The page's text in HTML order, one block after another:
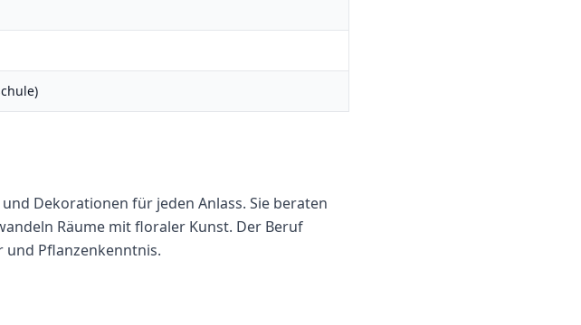
Dekorationen für jeden Anlass. Sie beraten
Räume mit floraler Kunst. Der Beruf
Pflanzenkenntnis.